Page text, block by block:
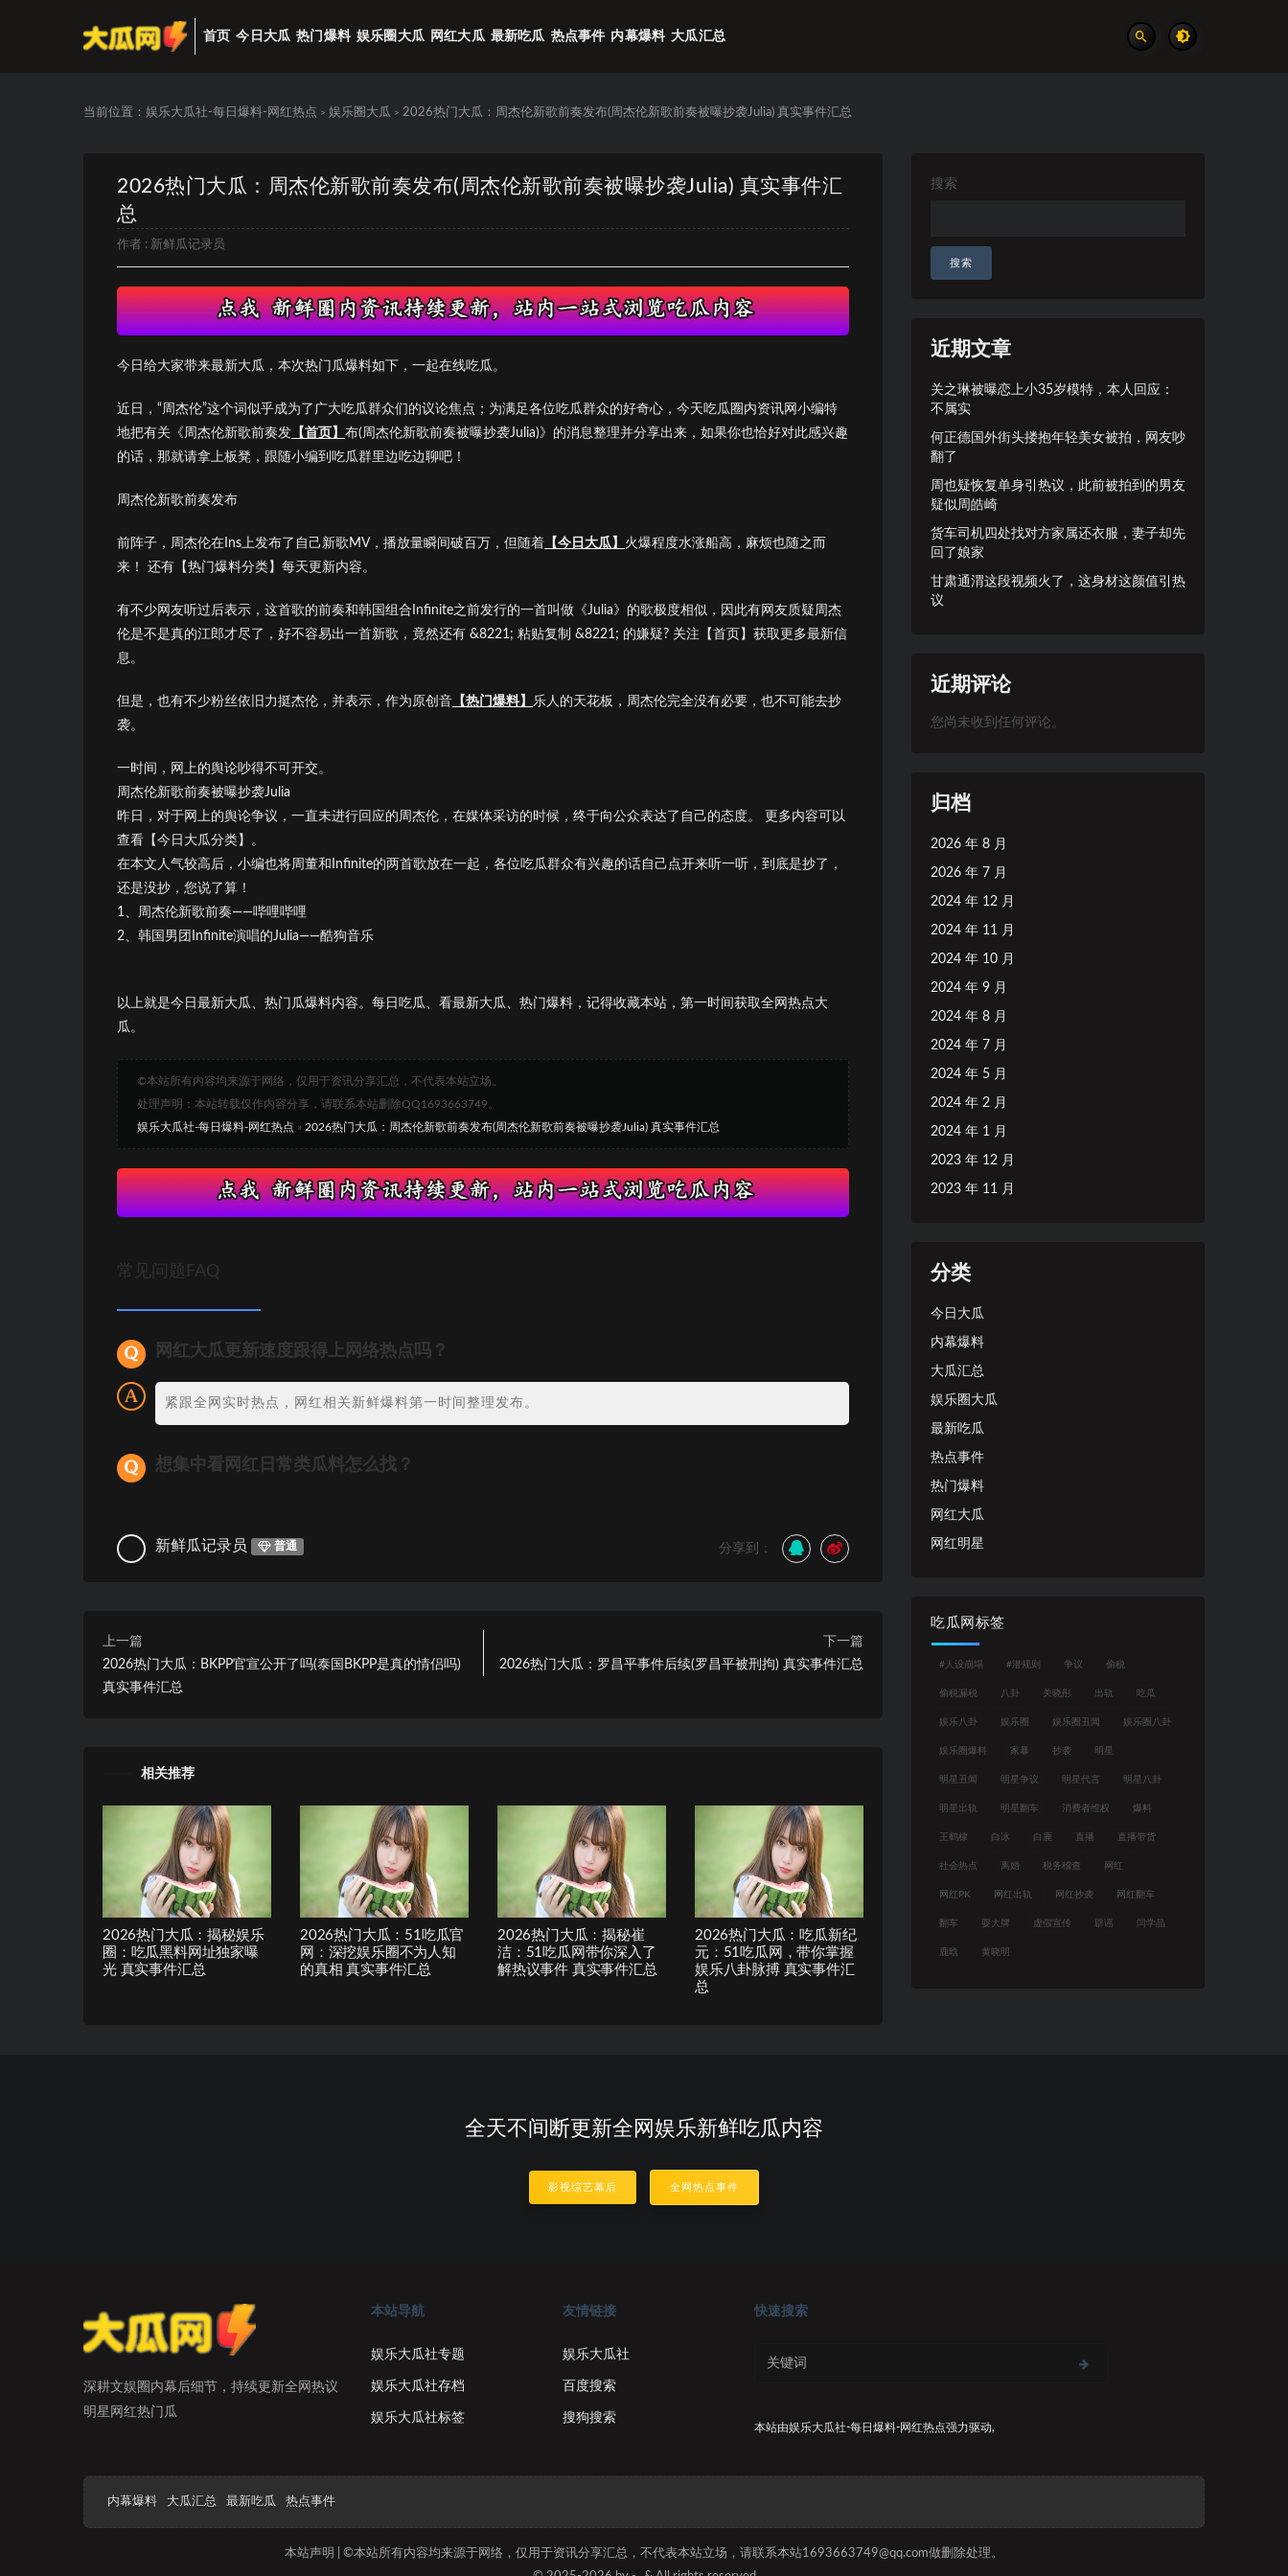
首页 今日大瓜 热门爆料 娱乐圈大瓜 网红大瓜 最新吃瓜 热点事件 内幕爆料 大瓜汇总
当前位置： 娱乐大瓜社-每日爆料-网红热点 > 娱乐圈大瓜 > 2026热门大瓜：周杰伦新歌前奏发布(周杰伦新歌前奏被曝抄袭Julia) 真实事件汇总
2026热门大瓜：周杰伦新歌前奏发布(周杰伦新歌前奏被曝抄袭Julia) 真实事件汇
总
作者 : 新鲜瓜记录员
今日给大家带来最新大瓜，本次热门瓜爆料如下，一起在线吃瓜。
近日，“周杰伦”这个词似乎成为了广大吃瓜群众们的议论焦点；为满足各位吃瓜群众的好奇心，今天吃瓜圈内资讯网小编特
地把有关《周杰伦新歌前奏发 【首页】 布(周杰伦新歌前奏被曝抄袭Julia)》的消息整理并分享出来，如果你也恰好对此感兴趣
的话，那就请拿上板凳，跟随小编到吃瓜群里边吃边聊吧！
周杰伦新歌前奏发布
前阵子，周杰伦在Ins上发布了自己新歌MV，播放量瞬间破百万，但随着 【今日大瓜】 火爆程度水涨船高，麻烦也随之而
来！ 还有【热门爆料分类】每天更新内容。
有不少网友听过后表示，这首歌的前奏和韩国组合Infinite之前发行的一首叫做《Julia》的歌极度相似，因此有网友质疑周杰
伦是不是真的江郎才尽了，好不容易出一首新歌，竟然还有 &8221; 粘贴复制 &8221; 的嫌疑? 关注【首页】获取更多最新信
息。
但是，也有不少粉丝依旧力挺杰伦，并表示，作为原创音 【热门爆料】 乐人的天花板，周杰伦完全没有必要，也不可能去抄
袭。
一时间，网上的舆论吵得不可开交。
周杰伦新歌前奏被曝抄袭Julia
昨日，对于网上的舆论争议，一直未进行回应的周杰伦，在媒体采访的时候，终于向公众表达了自己的态度。 更多内容可以
查看【今日大瓜分类】。
在本文人气较高后，小编也将周董和Infinite的两首歌放在一起，各位吃瓜群众有兴趣的话自己点开来听一听，到底是抄了，
还是没抄，您说了算！
1、周杰伦新歌前奏——哔哩哔哩
2、韩国男团Infinite演唱的Julia——酷狗音乐
以上就是今日最新大瓜、热门瓜爆料内容。每日吃瓜、看最新大瓜、热门爆料，记得收藏本站，第一时间获取全网热点大
瓜。
©本站所有内容均来源于网络，仅用于资讯分享汇总，不代表本站立场。
处理声明：本站转载仅作内容分享，请联系本站删除QQ1693663749。
娱乐大瓜社-每日爆料-网红热点 » 2026热门大瓜：周杰伦新歌前奏发布(周杰伦新歌前奏被曝抄袭Julia) 真实事件汇总
常见问题FAQ
网红大瓜更新速度跟得上网络热点吗？
紧跟全网实时热点，网红相关新鲜爆料第一时间整理发布。
想集中看网红日常类瓜料怎么找？
新鲜瓜记录员 普通 分享到：
上一篇
2026热门大瓜：BKPP官宣公开了吗(泰国BKPP是真的情侣吗)
真实事件汇总
下一篇
2026热门大瓜：罗昌平事件后续(罗昌平被刑拘) 真实事件汇总
相关推荐
2026热门大瓜：揭秘娱乐
圈：吃瓜黑料网址独家曝
光 真实事件汇总
2026热门大瓜：51吃瓜官
网：深挖娱乐圈不为人知
的真相 真实事件汇总
2026热门大瓜：揭秘崔
洁：51吃瓜网带你深入了
解热议事件 真实事件汇总
2026热门大瓜：吃瓜新纪
元：51吃瓜网，带你掌握
娱乐八卦脉搏 真实事件汇
总
搜索
搜索
近期文章
关之琳被曝恋上小35岁模特，本人回应：
不属实
何正德国外街头搂抱年轻美女被拍，网友吵
翻了
周也疑恢复单身引热议，此前被拍到的男友
疑似周皓崎
货车司机四处找对方家属还衣服，妻子却先
回了娘家
甘肃通渭这段视频火了，这身材这颜值引热
议
近期评论
您尚未收到任何评论。
归档
2026 年 8 月
2026 年 7 月
2024 年 12 月
2024 年 11 月
2024 年 10 月
2024 年 9 月
2024 年 8 月
2024 年 7 月
2024 年 5 月
2024 年 2 月
2024 年 1 月
2023 年 12 月
2023 年 11 月
分类
今日大瓜
内幕爆料
大瓜汇总
娱乐圈大瓜
最新吃瓜
热点事件
热门爆料
网红大瓜
网红明星
吃瓜网标签
#人设崩塌 #潜规则 争议 偷税
偷税漏税 八卦 关晓彤 出轨 吃瓜
娱乐八卦 娱乐圈 娱乐圈丑闻 娱乐圈八卦
娱乐圈爆料 家暴 抄袭 明星
明星丑闻 明星争议 明星代言 明星八卦
明星出轨 明星翻车 消费者维权 爆料
王鹤棣 白冰 白鹿 直播 直播带货
社会热点 离婚 税务稽查 网红
网红PK 网红出轨 网红抄袭 网红翻车
翻车 耍大牌 虚假宣传 辟谣 闫学晶
鹿晗 黄晓明
全天不间断更新全网娱乐新鲜吃瓜内容
影视综艺幕后 全网热点事件
深耕文娱圈内幕后细节，持续更新全网热议
明星网红热门瓜
本站导航
娱乐大瓜社专题
娱乐大瓜社存档
娱乐大瓜社标签
友情链接
娱乐大瓜社
百度搜索
搜狗搜索
快速搜索
本站由娱乐大瓜社-每日爆料-网红热点强力驱动,
内幕爆料 大瓜汇总 最新吃瓜 热点事件
本站声明 | ©本站所有内容均来源于网络，仅用于资讯分享汇总，不代表本站立场，请联系本站1693663749@qq.com做删除处理。